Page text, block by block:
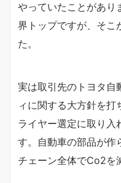
やっていたことがあり
界トップですが、そこ
た。
実は取引先のトヨタ自
ィに関する大方針を
ライヤー選定に取り入
す。自動車の部品が作
チェーン全体でCo2を